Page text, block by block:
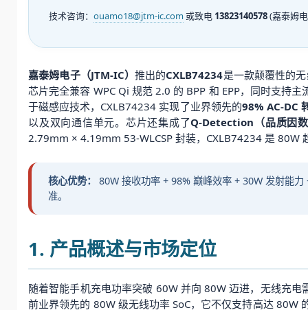
技术咨询： ouamo18@jtm-ic.com或致电 13823140578(嘉泰姆
嘉泰姆电子（JTM-IC） 推出的CXLB74234是一款颠覆性的
芯片完全兼容 WPC Qi 规范 2.0 的 BPP 和 EPP，同时支持
于磁感应技术，CXLB74234 实现了业界领先的98% AC-DC
以及双向通信单元。芯片还集成了Q-Detection（品质因
2.79mm × 4.19mm 53-WLCSP 封装，CXLB74234 是 80W
核心优势：
80W 接收功率 + 98% 巅峰效率 + 30W 发射能
准。
1. 产品概述与市场定位
随着智能手机充电功率突破 60W 并向 80W 迈进，无线充
前业界领先的 80W 级无线功率 SoC，它不仅支持高达